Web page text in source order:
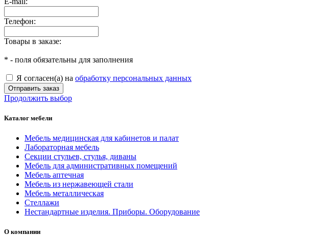
Телефон:
Товары в заказе:
* - поля обязательны для заполнения
Я согласен(а) на обработку персональных данных
Отправить заказ
Продолжить выбор
Каталог мебели
Мебель медицинская для кабинетов и палат
Лабораторная мебель
Секции стульев, стулья, диваны
Мебель для административных помещений
Мебель аптечная
Мебель из нержавеющей стали
Мебель металлическая
Стеллажи
Нестандартные изделия. Приборы. Оборудование
О компании